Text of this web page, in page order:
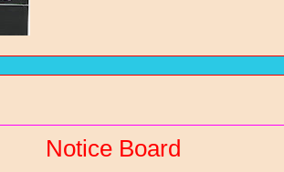
Notice Board